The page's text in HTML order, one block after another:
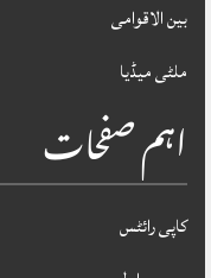
بین الاقوامی
ملٹی میڈیا
اہم صفحات
کاپی رائٹس